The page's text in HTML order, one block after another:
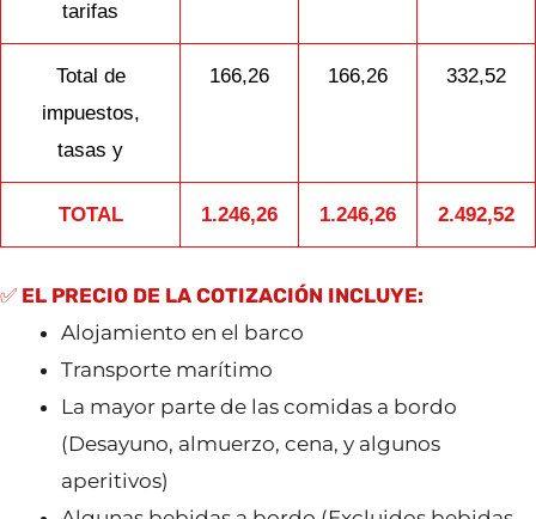
tarifas
Total de
impuestos,
tasas y
166,26 166,26 332,52
TOTAL 1.246,26 1.246,26 2.492,52
✅ EL PRECIO DE LA COTIZACIÓN INCLUYE:
Alojamiento en el barco
Transporte marítimo
La mayor parte de las comidas a bordo
(Desayuno, almuerzo, cena, y algunos
aperitivos)